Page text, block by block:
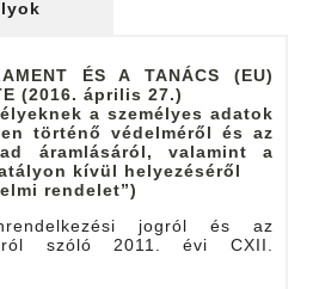
ÉS A TANÁCS (EU)
(2016. április 27.)
a személyes adatok
történő védelméről és az
áramlásáról, valamint a
kívül helyezéséről
rendelet”)
jogról és az
szóló 2011. évi CXII.